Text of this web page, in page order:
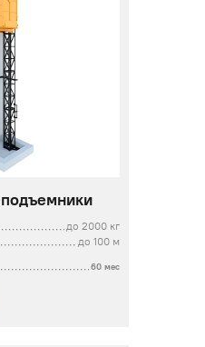
до 2000 кг
до 100 м
60 мес